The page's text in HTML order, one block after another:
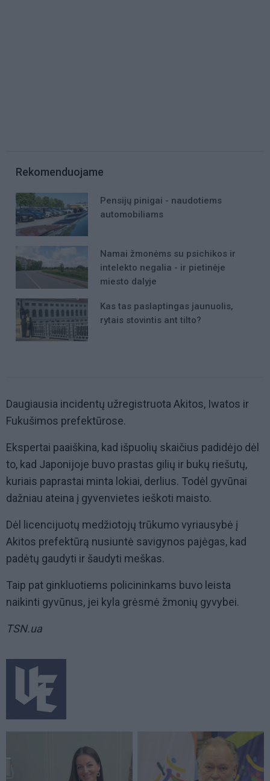
Rekomenduojame
Pensijų pinigai - naudotiems
automobiliams
Namai žmonėms su psichikos ir
intelekto negalia - ir pietinėje
miesto dalyje
Kas tas paslaptingas jaunuolis,
rytais stovintis ant tilto?
Daugiausia incidentų užregistruota Akitos, Iwatos ir
Fukušimos prefektūrose.
Ekspertai paaiškina, kad išpuolių skaičius padidėjo dėl
to, kad Japonijoje buvo prastas gilių ir bukų riešutų,
kuriais paprastai minta lokiai, derlius. Todėl gyvūnai
dažniau ateina į gyvenvietes ieškoti maisto.
Dėl licencijuotų medžiotojų trūkumo vyriausybė į
Akitos prefektūrą nusiuntė savigynos pajėgas, kad
padėtų gaudyti ir šaudyti meškas.
Taip pat ginkluotiems policininkams buvo leista
naikinti gyvūnus, jei kyla grėsmė žmonių gyvybei.
TSN.ua